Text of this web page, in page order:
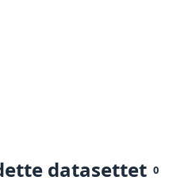
datasettet 0